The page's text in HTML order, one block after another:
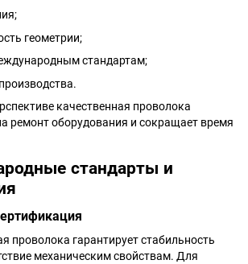
геометрии;
стандартам;
качественная проволока
ремонт оборудования и сокращает время
стандарты и
проволока гарантирует стабильность
механическим свойствам. Для